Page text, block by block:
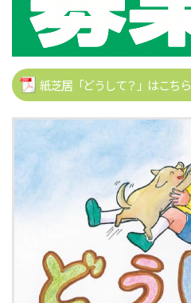
紙芝居「どうして？」はこちら